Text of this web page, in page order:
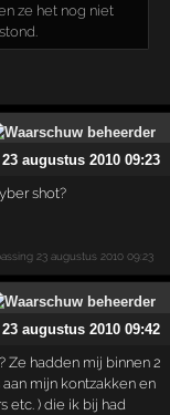
ze het nog niet
23 augustus 2010 09:23
shot?
23 augustus 2010 09:23
23 augustus 2010 09:42
Ze hadden mij binnen 2
mijn kontzakken en
etc. ) die ik bij had